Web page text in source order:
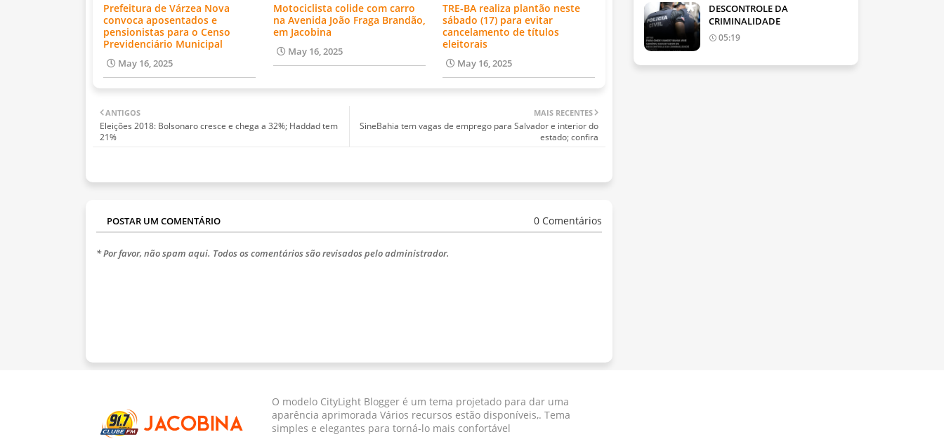
Prefeitura de Várzea Nova
convoca aposentados e
pensionistas para o Censo
Previdenciário Municipal
May 16, 2025
Motociclista colide com carro
na Avenida João Fraga Brandão,
em Jacobina
May 16, 2025
TRE-BA realiza plantão neste
sábado (17) para evitar
cancelamento de títulos
eleitorais
May 16, 2025
MAIS RECENTES
SineBahia tem vagas de emprego para Salvador e interior do
estado; confira
ANTIGOS
Eleições 2018: Bolsonaro cresce e chega a 32%; Haddad tem
21%
POSTAR UM COMENTÁRIO 0 Comentários
* Por favor, não spam aqui. Todos os comentários são revisados ​​pelo administrador.
DESCONTROLE DA
CRIMINALIDADE
05:19
O modelo CityLight Blogger ​​é um tema projetado para dar uma
aparência aprimorada Vários recursos estão disponíveis,. Tema
simples e elegantes para torná-lo mais confortável